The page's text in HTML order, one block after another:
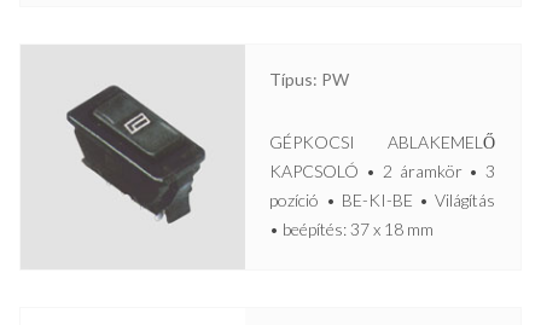
Típus: PW
GÉPKOCSI ABLAKEMELŐ
KAPCSOLÓ • 2 áramkör • 3
pozíció • BE-KI-BE • Világítás
• beépítés: 37 x 18 mm